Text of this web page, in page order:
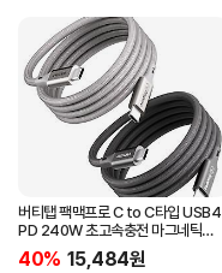
버티탭 팩맥프로 C to C타입 USB4
PD 240W 초고속충전 마그네틱
케이블 1m
40% 15,484원